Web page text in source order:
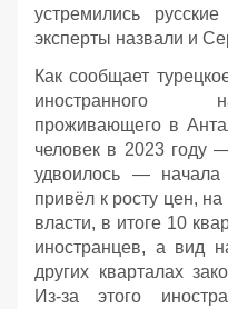
устремились
эксперты назвали и
Как сообщает
иностранного
проживающего в
человек в 2023 году
удвоилось — начала
привёл к росту цен,
власти, в итоге 10
иностранцев, а вид
других кварталах
Из-за этого